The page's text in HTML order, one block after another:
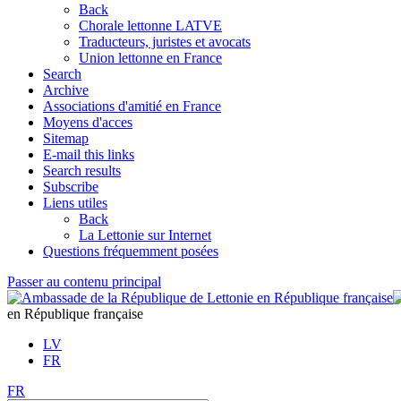
Back
Chorale lettonne LATVE
Traducteurs, juristes et avocats
Union lettonne en France
Search
Archive
Associations d'amitié en France
Moyens d'acces
Sitemap
E-mail this links
Search results
Subscribe
Liens utiles
Back
La Lettonie sur Internet
Questions fréquemment posées
Passer au contenu principal
en République française
LV
FR
FR